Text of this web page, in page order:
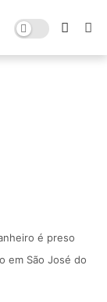
é preso
em São José do